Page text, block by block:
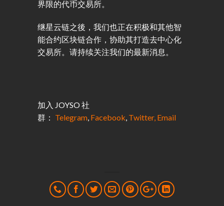
界限的代币交易所。
继星云链之後，我们也正在积极和其他智
能合约区块链合作，协助其打造去中心化
交易所。请持续关注我们的最新消息。
加入 JOYSO 社
群： Telegram Facebook Twitter, Email